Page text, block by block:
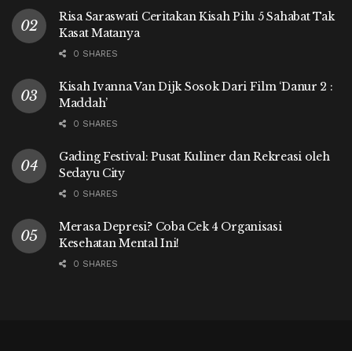
Risa Saraswati Ceritakan Kisah Pilu 5 Sahabat Tak
Kasat Matanya
0 SHARES
Kisah Ivanna Van Dijk Sosok Dari Film ‘Danur 2 :
Maddah’
0 SHARES
Gading Festival: Pusat Kuliner dan Rekreasi oleh
Sedayu City
0 SHARES
Merasa Depresi? Coba Cek 4 Organisasi
Kesehatan Mental Ini!
0 SHARES